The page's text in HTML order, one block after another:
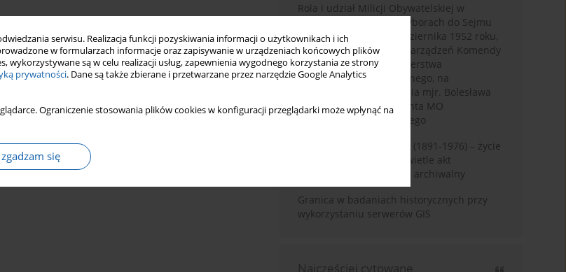
serwisu. Realizacja funkcji pozyskiwania informacji o użytkownikach i ich
w formularzach informacje oraz zapisywanie w urządzeniach końcowych plików
wykorzystywane są w celu realizacji usług, zapewnienia wygodnego korzystania ze strony
prywatności. Dane są także zbierane i przetwarzane przez narzędzie Google Analytics
Ograniczenie stosowania plików cookies w konfiguracji przeglądarki może wpłynąć na
się
Rola i udział Milicji Obywatelskiej w
kampanii wyborczej i wyborach do Sejmu
PRL I kadencji z 26 października 1952 roku,
w świetle wytycznych i zarządzeń Komendy
Głównej MO oraz Ministerstwa
Bezpieczeństwa Publicznego, na
przykładzie sprawozdania mjr. Bolesława
Wyszyńskiego komendanta MO
województwa olsztyńskiego
Zygmunt Tadeusz Robel (1891-1976) – życie
i kariera zawodowa w świetle akt
osobowych. Rekonesans archiwalny
Granica w badaniach historycznych przy
wykorzystaniu serwerów GIS
Najczęściej cytowane